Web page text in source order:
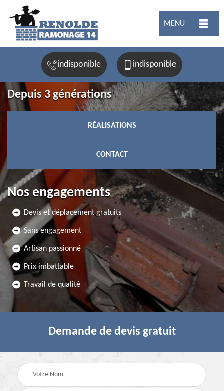
MENU
indisponible indisponible
Depuis 3 générations
RÉALISATIONS
CONTACT
Nos engagements
Devis et déplacement gratuits
Sans engagement
Artisan passionné
Prix imbattable
Travail de qualité
Demande de devis gratuit